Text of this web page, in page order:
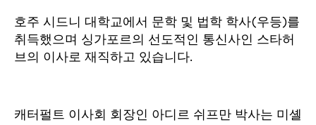
호주 시드니 대학교에서 문학 및 법학 학사(우등)를
취득했으며 싱가포르의 선도적인 통신사인 스타허
브의 이사로 재직하고 있습니다.
캐터펄트 이사회 회장인 아디르 쉬프만 박사는 미셸